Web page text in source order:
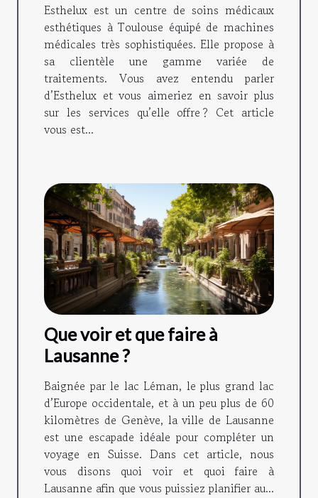
Esthelux est un centre de soins médicaux
esthétiques à Toulouse équipé de machines
médicales très sophistiquées. Elle propose à
sa clientèle une gamme variée de
traitements. Vous avez entendu parler
d’Esthelux et vous aimeriez en savoir plus
sur les services qu’elle offre ? Cet article
vous est...
Que voir et que faire à
Lausanne ?
Baignée par le lac Léman, le plus grand lac
d’Europe occidentale, et à un peu plus de 60
kilomètres de Genève, la ville de Lausanne
est une escapade idéale pour compléter un
voyage en Suisse. Dans cet article, nous
vous disons quoi voir et quoi faire à
Lausanne afin que vous puissiez planifier au...